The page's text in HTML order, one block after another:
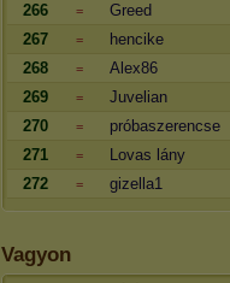
266
=
Greed
267
=
hencike
268
=
Alex86
269
=
Juvelian
270
=
próbaszerencse
271
=
Lovas lány
272
= gizella1
Vagyon